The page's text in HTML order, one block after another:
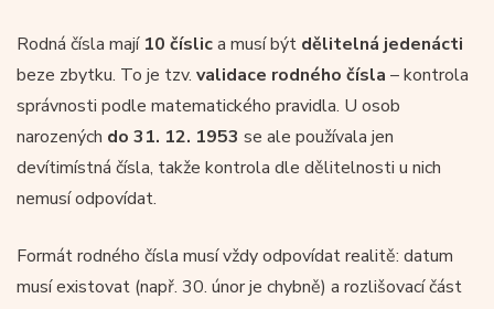
Rodná čísla mají 10 číslica musí být dělitelná jedenácti
beze zbytku. To je tzv. validace rodného čísla – kontrola
správnosti podle matematického pravidla. U osob
narozených do 31. 12. 1953 se ale používala jen
devítimístná čísla, takže kontrola dle dělitelnosti u nich
nemusí odpovídat.
Formát rodného čísla musí vždy odpovídat realitě: datum
musí existovat (např. 30. únor je chybně) a rozlišovací část